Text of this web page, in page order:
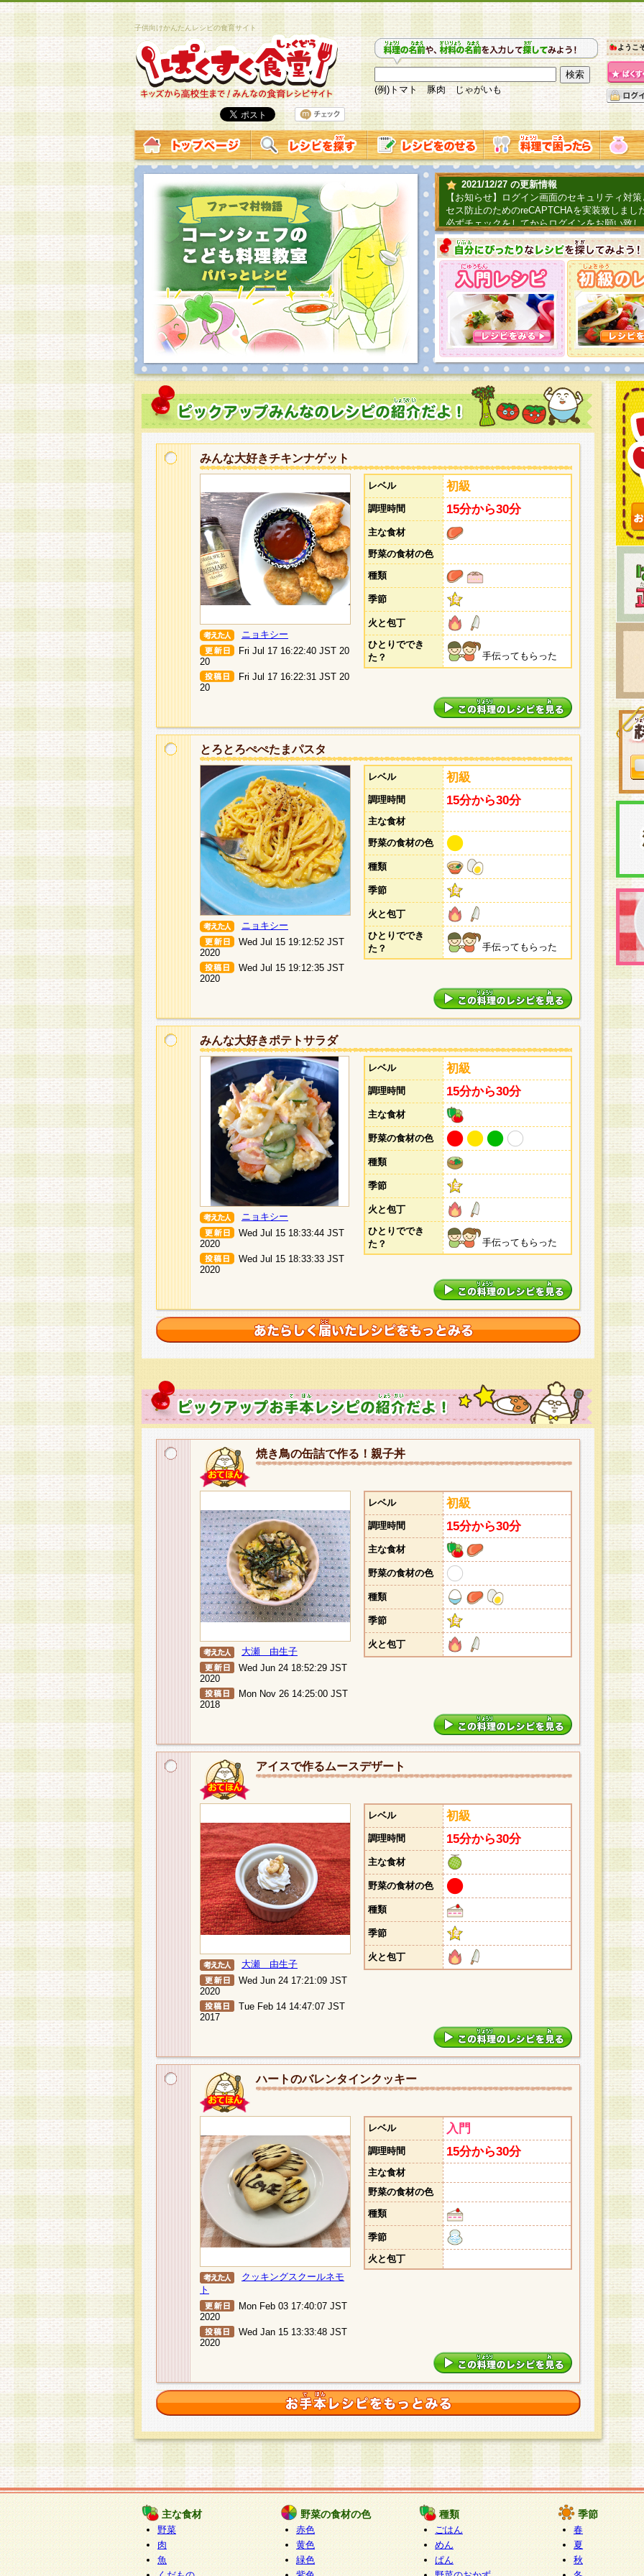
子供向けかんたんレシピの食育サイト
(例)トマト 豚肉 じゃがいも
ようこ
2021/12/27 の更新情報
【お知らせ】ログイン画面のセキュリティ対
セス防止のためのreCAPTCHAを実装致しまし
必ずチェックをしてからログインをお願い致
2019/06/04 の更新情報
ファーマ村からコーンシェフが簡単レシピを
2018/07/01 の更新情報
チャレンジ企画第三弾！お母さん、お父さん
てごはんを作ろう！は終了致しました。たく
とうございました。次回企画もお楽しみに！
みんな大好きチキンナゲット
ニョキシー
Fri Jul 17 16:22:40 JST 20
20
Fri Jul 17 16:22:31 JST 20
20
レベル 初級
調理時間 15分から30分
主な食材
野菜の食材の色
種類
季節
火と包丁
ひとりででき
た？
手伝ってもらった
とろとろぺぺたまパスタ
ニョキシー
Wed Jul 15 19:12:52 JST
2020
Wed Jul 15 19:12:35 JST
2020
レベル 初級
調理時間 15分から30分
主な食材
野菜の食材の色
種類
季節
火と包丁
ひとりででき
た？
手伝ってもらった
みんな大好きポテトサラダ
ニョキシー
Wed Jul 15 18:33:44 JST
2020
Wed Jul 15 18:33:33 JST
2020
レベル 初級
調理時間 15分から30分
主な食材
野菜の食材の色
種類
季節
火と包丁
ひとりででき
た？
手伝ってもらった
焼き鳥の缶詰で作る！親子丼
大瀬 由生子
Wed Jun 24 18:52:29 JST
2020
Mon Nov 26 14:25:00 JST
2018
レベル 初級
調理時間 15分から30分
主な食材
野菜の食材の色
種類
季節
火と包丁
アイスで作るムースデザート
大瀬 由生子
Wed Jun 24 17:21:09 JST
2020
Tue Feb 14 14:47:07 JST
2017
レベル 初級
調理時間 15分から30分
主な食材
野菜の食材の色
種類
季節
火と包丁
ハートのバレンタインクッキー
クッキングスクールネモ
ト
Mon Feb 03 17:40:07 JST
2020
Wed Jan 15 13:33:48 JST
2020
レベル 入門
調理時間 15分から30分
主な食材
野菜の食材の色
種類
季節
火と包丁
主な食材
野菜
肉
魚
野菜の食材の色
赤色
黄色
緑色
種類
ごはん
めん
ぱん
季節
春
夏
秋